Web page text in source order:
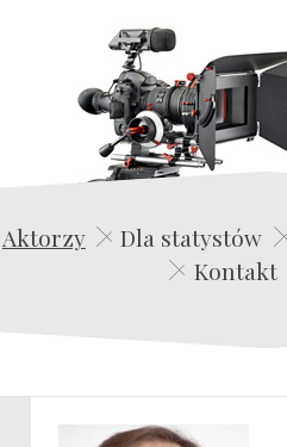
Aktorzy Dla statystów
Kontakt